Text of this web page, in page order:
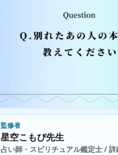
監修者
星空こもぴ先生
占い師・スピリチュアル鑑定士 / 詳